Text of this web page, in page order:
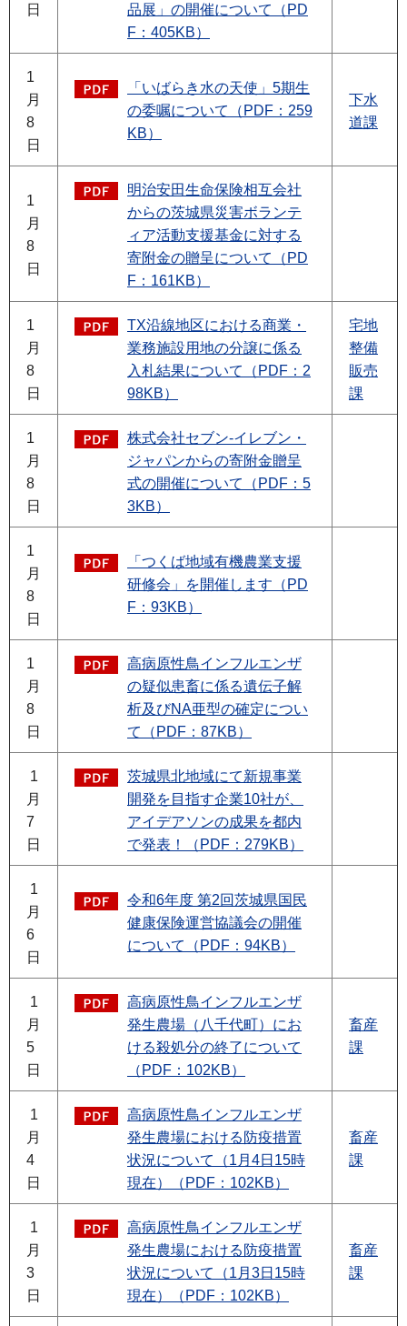
日
品展」の開催について（PD
F：405KB）
1
月
8
日
「いばらき水の天使」5期生
の委嘱について（PDF：259
KB）
下水
道課
1
月
8
日
明治安田生命保険相互会社
からの茨城県災害ボランテ
ィア活動支援基金に対する
寄附金の贈呈について（PD
F：161KB）
1
月
8
日
TX沿線地区における商業・
業務施設用地の分譲に係る
入札結果について（PDF：2
98KB）
宅地
整備
販売
課
1
月
8
日
株式会社セブン-イレブン・
ジャパンからの寄附金贈呈
式の開催について（PDF：5
3KB）
1
月
8
日
「つくば地域有機農業支援
研修会」を開催します（PD
F：93KB）
1
月
8
日
高病原性鳥インフルエンザ
の疑似患畜に係る遺伝子解
析及びNA亜型の確定につい
て（PDF：87KB）
1
月
7
日
茨城県北地域にて新規事業
開発を目指す企業10社が、
アイデアソンの成果を都内
で発表！（PDF：279KB）
1
月
6
日
令和6年度 第2回茨城県国民
健康保険運営協議会の開催
について（PDF：94KB）
1
月
5
日
高病原性鳥インフルエンザ
発生農場（八千代町）にお
ける殺処分の終了について
（PDF：102KB）
畜産
課
1
月
4
日
高病原性鳥インフルエンザ
発生農場における防疫措置
状況について（1月4日15時
現在）（PDF：102KB）
畜産
課
1
月
3
日
高病原性鳥インフルエンザ
発生農場における防疫措置
状況について（1月3日15時
現在）（PDF：102KB）
畜産
課